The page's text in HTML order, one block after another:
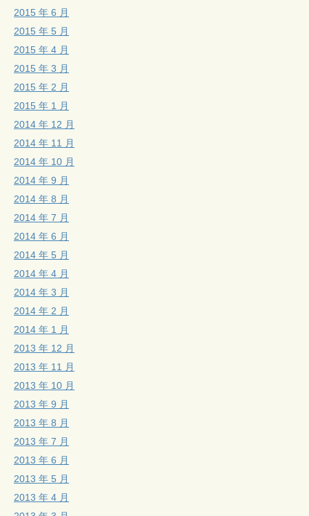
2015 年 6 月
2015 年 5 月
2015 年 4 月
2015 年 3 月
2015 年 2 月
2015 年 1 月
2014 年 12 月
2014 年 11 月
2014 年 10 月
2014 年 9 月
2014 年 8 月
2014 年 7 月
2014 年 6 月
2014 年 5 月
2014 年 4 月
2014 年 3 月
2014 年 2 月
2014 年 1 月
2013 年 12 月
2013 年 11 月
2013 年 10 月
2013 年 9 月
2013 年 8 月
2013 年 7 月
2013 年 6 月
2013 年 5 月
2013 年 4 月